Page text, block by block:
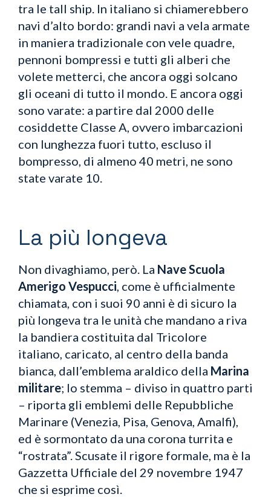
tra le tall ship. In italiano si chiamerebbero
navi d’alto bordo: grandi navi a vela armate
in maniera tradizionale con vele quadre,
pennoni bompressi e tutti gli alberi che
volete metterci, che ancora oggi solcano
gli oceani di tutto il mondo. E ancora oggi
sono varate: a partire dal 2000 delle
cosiddette Classe A, ovvero imbarcazioni
con lunghezza fuori tutto, escluso il
bompresso, di almeno 40 metri, ne sono
state varate 10.
La più longeva
Non divaghiamo, però. La Nave Scuola
Amerigo Vespucci, come è ufficialmente
chiamata, con i suoi 90 anni è di sicuro la
più longeva tra le unità che mandano a riva
la bandiera costituita dal Tricolore
italiano, caricato, al centro della banda
bianca, dall’emblema araldico della Marina
militare; lo stemma – diviso in quattro parti
– riporta gli emblemi delle Repubbliche
Marinare (Venezia, Pisa, Genova, Amalfi),
ed è sormontato da una corona turrita e
“rostrata”. Scusate il rigore formale, ma è la
Gazzetta Ufficiale del 29 novembre 1947
che si esprime così.